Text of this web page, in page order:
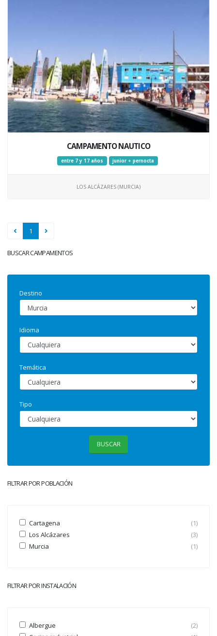
CAMPAMENTO NAUTICO
entre 7 y 17 años junior + pernocta
LOS ALCÁZARES (MURCIA)
1
BUSCAR CAMPAMENTOS
Destino
Idioma
Temática
Tipo
BUSCAR
FILTRAR POR POBLACIÓN
Cartagena
(1)
Los Alcázares
(3)
Murcia
(1)
FILTRAR POR INSTALACIÓN
Albergue
(2)